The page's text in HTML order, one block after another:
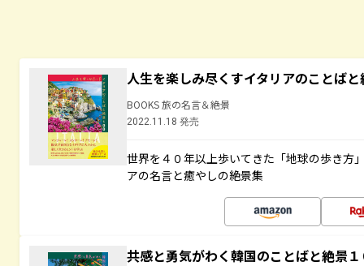
人生を楽しみ尽くすイタリアのことば
BOOKS 旅の名言＆絶景
2022.11.18 発売
世界を４０年以上歩いてきた「地球の歩き方
アの名言と癒やしの絶景集
共感と勇気がわく韓国のことばと絶景